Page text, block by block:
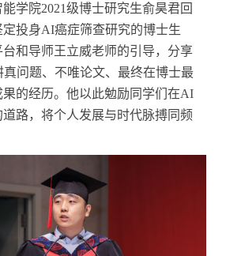
能学院2021级博士研究生俞昊君回
投身AI癌症筛查研究的博士生
和导师王立威老师的引导，分享
问题、不唯论文、最终在博士最
的经历。他以此勉励同学们在AI
路，将个人发展与时代脉搏同频